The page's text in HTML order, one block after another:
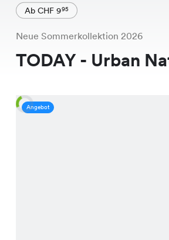
Ab CHF 995
Neue Sommerkollektion 2026
TODAY - Urban
Angebot